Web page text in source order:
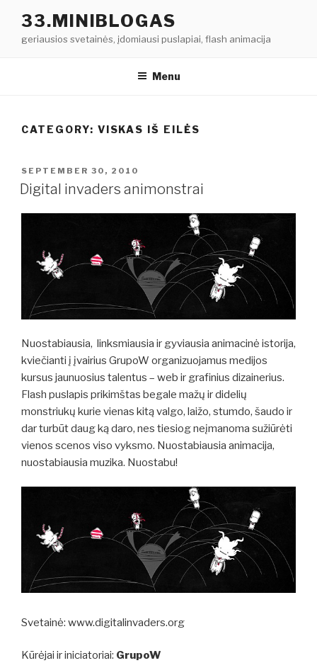
content
33.MINIBLOGAS
geriausios svetainės, įdomiausi puslapiai, flash animacija
Menu
CATEGORY: VISKAS IŠ EILĖS
POSTED
ON
SEPTEMBER 30, 2010
Digital invaders animonstrai
Nuostabiausia, linksmiausia ir gyviausia animacinė istorija,
kviečianti į įvairius GrupoW organizuojamus medijos
kursus jaunuosius talentus – web ir grafinius dizainerius.
Flash puslapis prikimštas begale mažų ir didelių
monstriukų kurie vienas kitą valgo, laižo, stumdo, šaudo ir
dar turbūt daug ką daro, nes tiesiog neįmanoma sužiūrėti
vienos scenos viso vyksmo. Nuostabiausia animacija,
nuostabiausia muzika. Nuostabu!
Svetainė: www.digitalinvaders.org
Kūrėjai ir iniciatoriai: GrupoW